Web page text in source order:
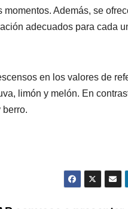
Además, se
adecuados para cada
en los valores de
limón y melón. En
berro.